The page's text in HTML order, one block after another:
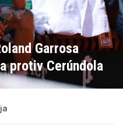
Garrosa
protiv Cerúndola